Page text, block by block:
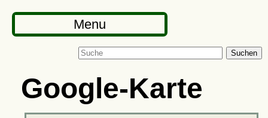
Menu
Suchen
Google-Karte